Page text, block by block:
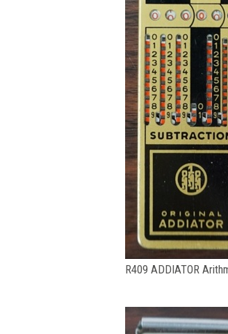
R409 ADDIATOR